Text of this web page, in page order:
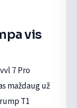
vis
7 Pro
maždaug už
T1